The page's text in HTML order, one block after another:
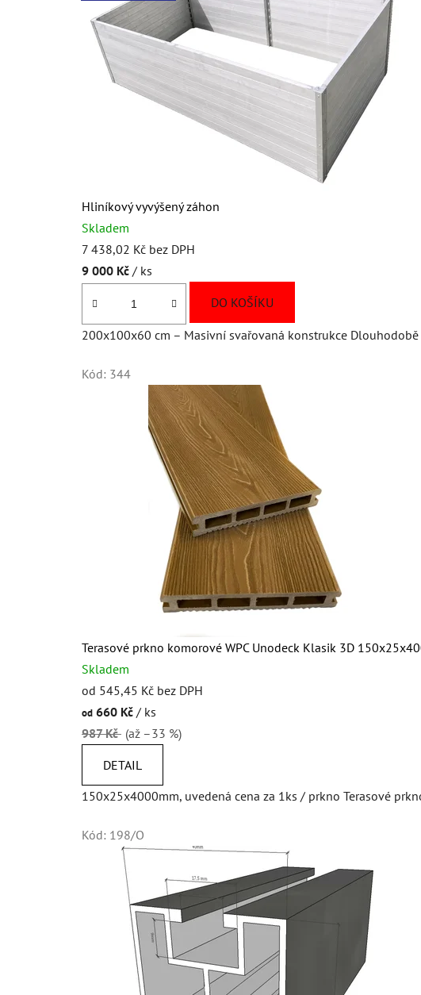
Hliníkový vyvýšený záhon
Skladem
7 438,02 Kč bez DPH
9 000 Kč / ks
DO KOŠÍKU
200x100x60 cm – Masivní svařovaná konstrukce
Kód: 344
Terasové prkno komorové WPC Unodeck Klasik 3D
Skladem
od 545,45 Kč bez DPH
od 660 Kč / ks
987 Kč (až –33 %)
DETAIL
150x25x4000mm, uvedená cena za 1ks / prkno Terasové
Kód: 198/O